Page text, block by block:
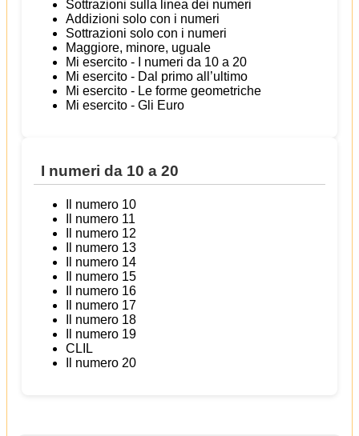
Sottrazioni sulla linea dei numeri
Addizioni solo con i numeri
Sottrazioni solo con i numeri
Maggiore, minore, uguale
Mi esercito - I numeri da 10 a 20
Mi esercito - Dal primo all’ultimo
Mi esercito - Le forme geometriche
Mi esercito - Gli Euro
I numeri da 10 a 20
Il numero 10
Il numero 11
Il numero 12
Il numero 13
Il numero 14
Il numero 15
Il numero 16
Il numero 17
Il numero 18
Il numero 19
CLIL
Il numero 20